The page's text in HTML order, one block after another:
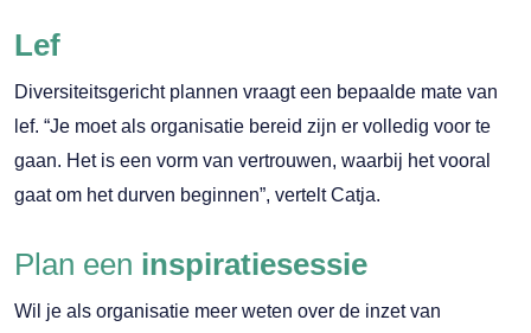
Lef
Diversiteitsgericht plannen vraagt een bepaalde mate van
lef. “Je moet als organisatie bereid zijn er volledig voor te
gaan. Het is een vorm van vertrouwen, waarbij het vooral
gaat om het durven beginnen”, vertelt Catja.
Plan een inspiratiesessie
Wil je als organisatie meer weten over de inzet van